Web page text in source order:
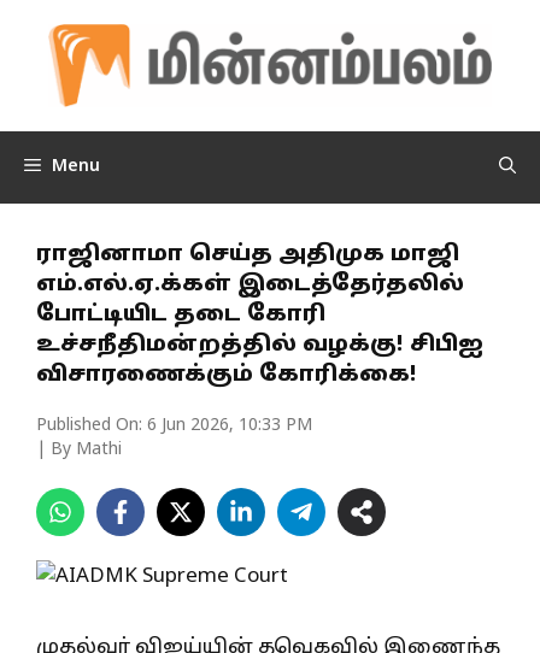
content
Menu
ராஜினாமா செய்த அதிமுக மாஜி
எம்.எல்.ஏ.க்கள் இடைத்தேர்தலில்
போட்டியிட தடை கோரி
உச்சநீதிமன்றத்தில் வழக்கு! சிபிஐ
விசாரணைக்கும் கோரிக்கை!
Published On: 6 Jun 2026, 10:33 PM
| By Mathi
முதல்வர் விஜய்யின் தவெகவில் இணைந்த